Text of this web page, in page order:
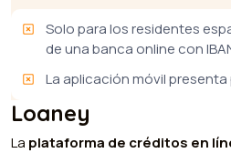
Solo para los residentes
de una banca online con
La aplicación móvil
Loaney
La plataforma de créditos en